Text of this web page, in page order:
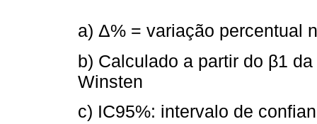
a) Δ% = variação percentual
b) Calculado a partir do β1
Winsten
c) IC95%: intervalo de